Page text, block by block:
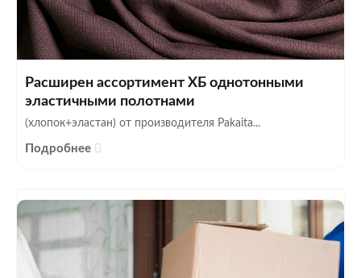
Расширен ассортимент ХБ однотонными
эластичными полотнами
(хлопок+эластан) от производителя Pakaita...
Подробнее